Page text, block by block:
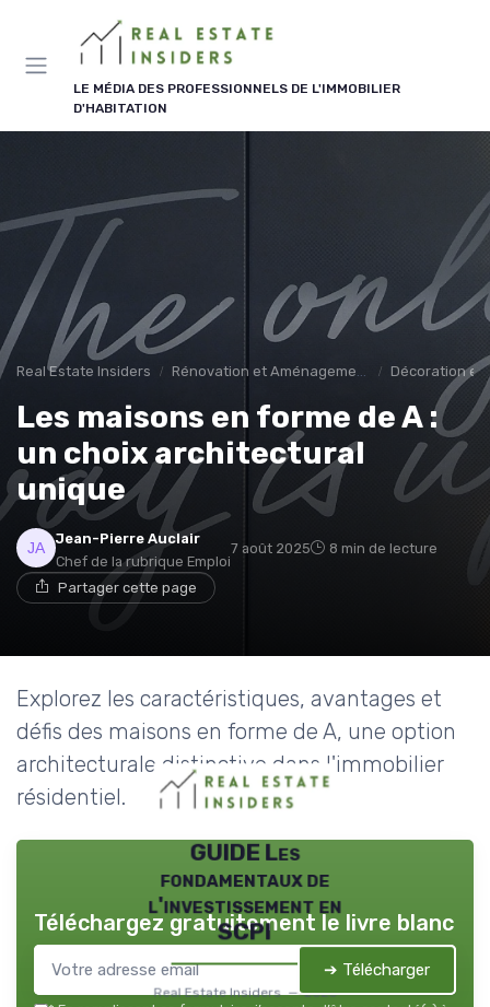
LE MÉDIA DES PROFESSIONNELS DE L'IMMOBILIER
D'HABITATION
Real Estate Insiders Rénovation et Aménagement Décoration et
Les maisons en forme de A :
un choix architectural
unique
Jean-Pierre Auclair
Chef de la rubrique Emploi
7 août 2025 8 min de lecture
Partager cette page
Explorez les caractéristiques, avantages et
défis des maisons en forme de A, une option
architecturale distinctive dans l'immobilier
résidentiel.
GUIDE Les
fondamentaux de
l'investissement en
SCPI
Real Estate Insiders — 2026
Téléchargez gratuitement le livre blanc
➔ Télécharger